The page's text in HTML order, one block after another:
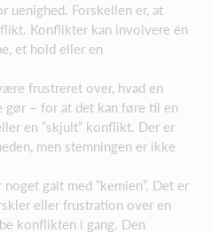
uenighed. Forskellen er, at
Konflikter kan involvere én
et hold eller en
frustreret over, hvad en
gør – for at det kan føre til en
en ”skjult” konflikt. Der er
men stemningen er ikke
galt med ”kemien”. Det er
eller frustration over en
konflikten i gang. Den